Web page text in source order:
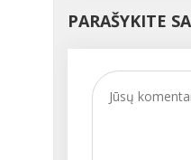
PARAŠYKITE